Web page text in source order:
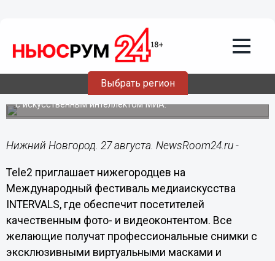
Выбрать регион
27.08.202110:28
Tele2 запустит фабрику контента на
фестивале INTERVALS 2021
В пространстве «Цех» нижегородцы смогут пообщаться
с искусственным интеллектом МИА.
Нижний Новгород. 27 августа. NewsRoom24.ru -
Tele2 приглашает нижегородцев на
Международный фестиваль медиаискусства
INTERVALS, где обеспечит посетителей
качественным фото- и видеоконтентом. Все
желающие получат профессиональные снимки с
эксклюзивными виртуальными масками и